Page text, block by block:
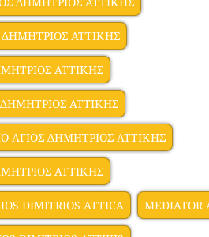
ΔΗΜΗΤΡΙΟΣ ΑΤΤΙΚΗΣ
ΑΤΤΙΚΗΣ
ΑΤΤΙΚΗΣ
ΑΓΙΟΣ ΔΗΜΗΤΡΙΟΣ ΑΤΤΙΚΗΣ
ΑΤΤΙΚΗΣ
DIMITRIOS ATTICA MEDIATOR